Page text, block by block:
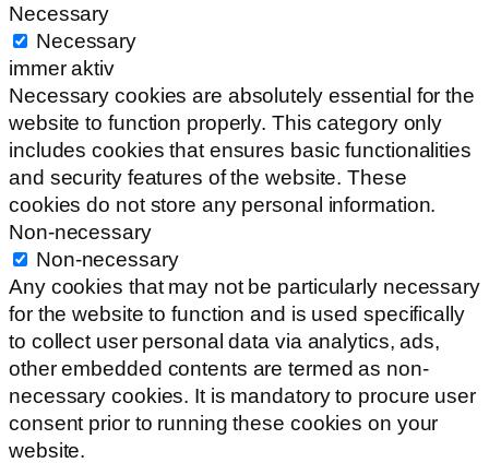
Necessary
Necessary
immer aktiv
Necessary cookies are absolutely essential for the
website to function properly. This category only
includes cookies that ensures basic functionalities
and security features of the website. These
cookies do not store any personal information.
Non-necessary
Non-necessary
Any cookies that may not be particularly necessary
for the website to function and is used specifically
to collect user personal data via analytics, ads,
other embedded contents are termed as non-
necessary cookies. It is mandatory to procure user
consent prior to running these cookies on your
website.